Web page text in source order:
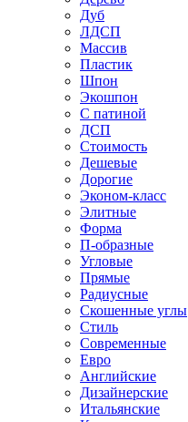
Дуб
ЛДСП
Массив
Пластик
Шпон
Экошпон
С патиной
ДСП
Стоимость
Дешевые
Дорогие
Эконом-класс
Элитные
Форма
П-образные
Угловые
Прямые
Радиусные
Скошенные углы
Стиль
Современные
Евро
Английские
Дизайнерские
Итальянские